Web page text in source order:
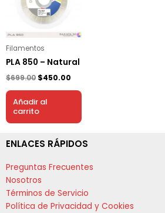
Filamentos
PLA 850 – Natural
$699.00
$699.00.
$450.00
Añadir al
carrito
ENLACES RÁPIDOS
Preguntas Frecuentes
Nosotros
Términos de Servicio
Política de Privacidad y Cookies